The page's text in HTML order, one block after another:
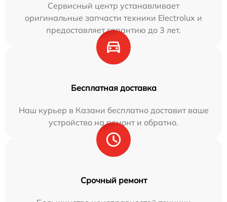
Сервисный центр устанавливает
оригинальные запчасти техники Electrolux и
предоставляет гарантию до 3 лет.
Бесплатная доставка
Наш курьер в Казани бесплатно доставит ваше
устройство на ремонт и обратно.
Срочный ремонт